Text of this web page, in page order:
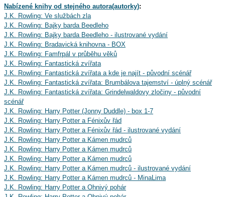
Nabízené knihy od stejného autora(autorky):
J.K. Rowling: Ve službách zla
J.K. Rowling: Bajky barda Beedleho
J.K. Rowling: Bajky barda Beedleho - ilustrované vydání
J.K. Rowling: Bradavická knihovna - BOX
J.K. Rowling: Famfrpál v průběhu věků
J.K. Rowling: Fantastická zvířata
J.K. Rowling: Fantastická zvířata a kde je najít - původní scénář
J.K. Rowling: Fantastická zvířata: Brumbálova tajemství - úplný scénář
J.K. Rowling: Fantastická zvířata: Grindelwaldovy zločiny - původní
scénář
J.K. Rowling: Harry Potter (Jonny Duddle) - box 1-7
J.K. Rowling: Harry Potter a Fénixův řád
J.K. Rowling: Harry Potter a Fénixův řád - ilustrované vydání
J.K. Rowling: Harry Potter a Kámen mudrců
J.K. Rowling: Harry Potter a Kámen mudrců
J.K. Rowling: Harry Potter a Kámen mudrců
J.K. Rowling: Harry Potter a Kámen mudrců - ilustrované vydání
J.K. Rowling: Harry Potter a Kámen mudrců - MinaLima
J.K. Rowling: Harry Potter a Ohnivý pohár